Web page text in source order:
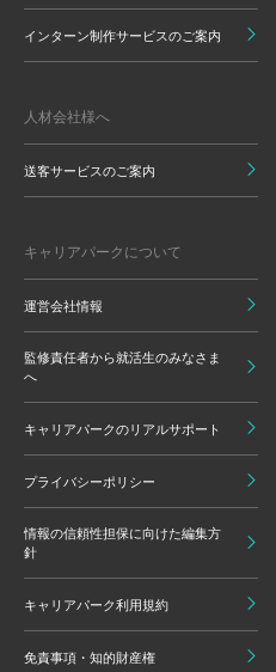
インターン制作サービスのご案内
人材会社様へ
送客サービスのご案内
キャリアパークについて
運営会社情報
監修責任者から就活生のみなさま
へ
キャリアパークのリアルサポート
プライバシーポリシー
情報の信頼性担保に向けた編集方
針
キャリアパーク利用規約
免責事項・知的財産権